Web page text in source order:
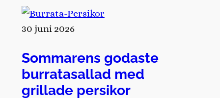
30 juni 2026
Sommarens godaste
burratasallad med
grillade persikor